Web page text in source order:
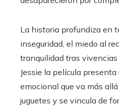
La historia profundiza en
inseguridad, el miedo al
tranquilidad tras
Jessie la película
emocional que va más
juguetes y se vincula de